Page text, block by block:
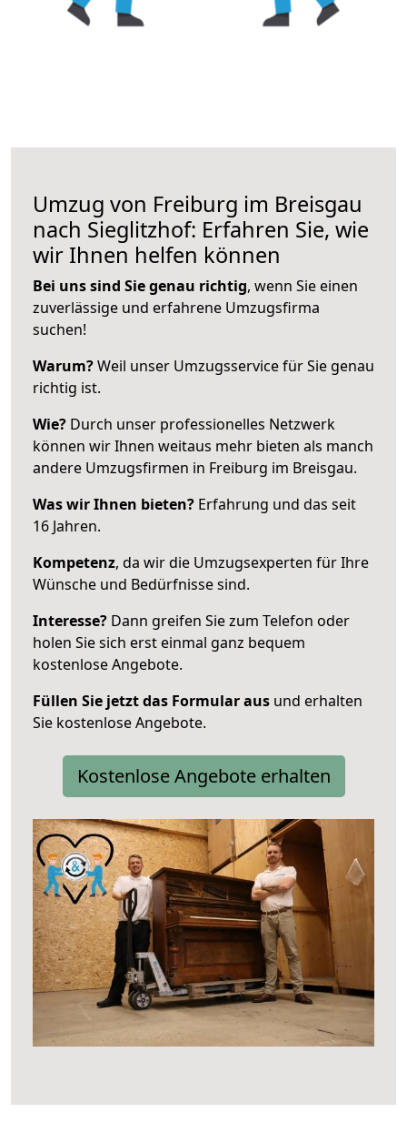
Umzug von Freiburg im Breisgau
nach Sieglitzhof: Erfahren Sie, wie
wir Ihnen helfen können
Bei uns sind Sie genau richtig, wenn Sie einen
zuverlässige und erfahrene Umzugsfirma
suchen!
Warum?Weil unser Umzugsservice für Sie genau
richtig ist.
Wie? Durch unser professionelles Netzwerk
können wir Ihnen weitaus mehr bieten als manch
andere Umzugsfirmen in Freiburg im Breisgau.
Was wir Ihnen bieten? Erfahrung und das seit
16 Jahren.
Kompetenz, da wir die Umzugsexperten für Ihre
Wünsche und Bedürfnisse sind.
Interesse? Dann greifen Sie zum Telefon oder
holen Sie sich erst einmal ganz bequem
kostenlose Angebote.
Füllen Sie jetzt das Formular aus und erhalten
Sie kostenlose Angebote.
Kostenlose Angebote erhalten